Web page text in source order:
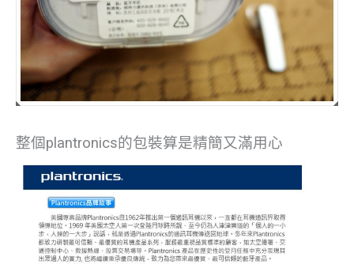
整個plantronics的包裝算是精簡又滿用心